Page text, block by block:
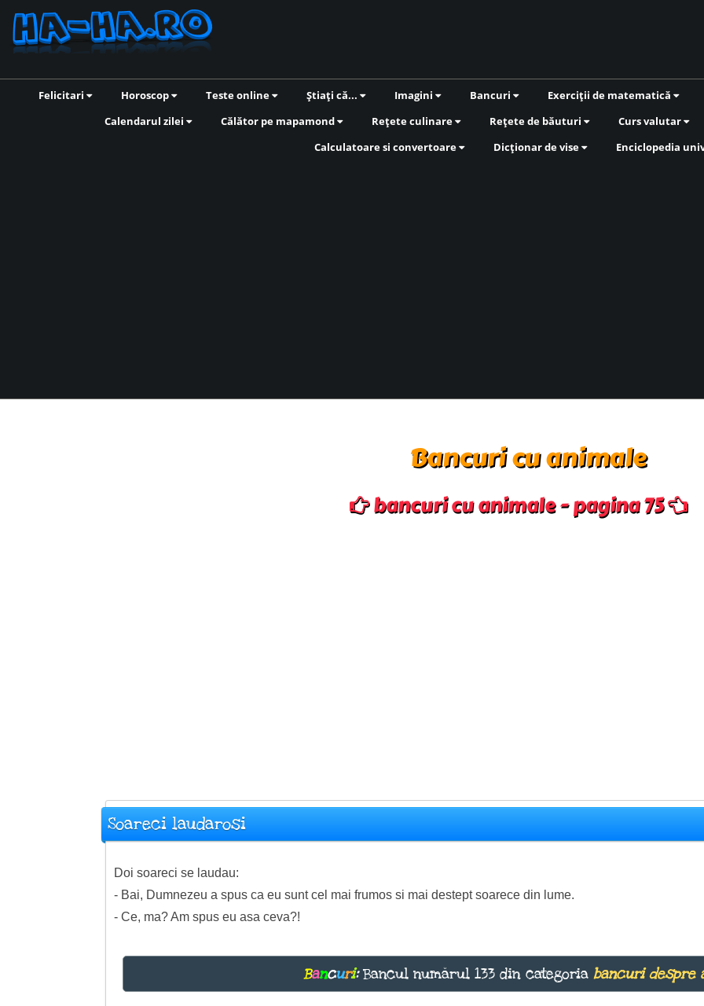
Felicitari Horoscop Teste online Știați că... Imagini Bancuri Exerciții de matematică
Calendarul zilei
Călător pe mapamond Rețete culinare Rețete de băuturi Curs valutar
Calculatoare si convertoare
Dicționar de vise Enciclopedia
Bancuri cu animale
bancuri cu animale - pagina 75
Soareci laudarosi
Doi soareci se laudau:
- Bai, Dumnezeu a spus ca eu sunt cel mai frumos si mai destept soarece din lume.
- Ce, ma? Am spus eu asa ceva?!
Bancuri:Bancul numărul 133 din categoriabancuri despre